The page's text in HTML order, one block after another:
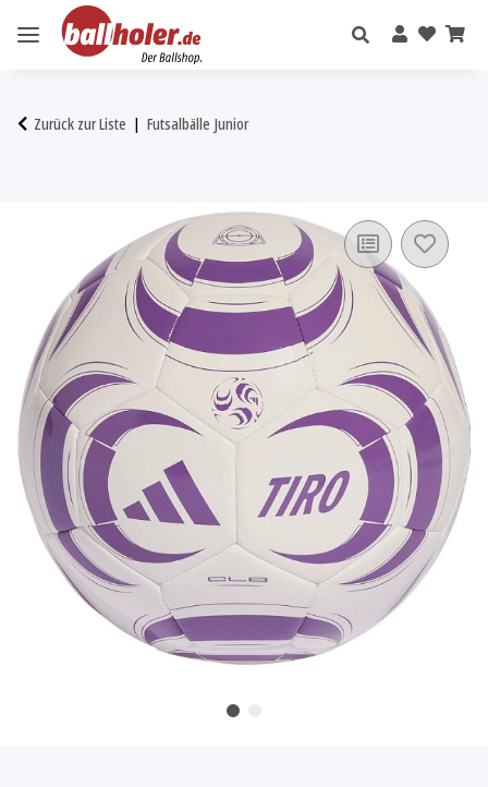
Zurück zur Liste Futsalbälle Junior